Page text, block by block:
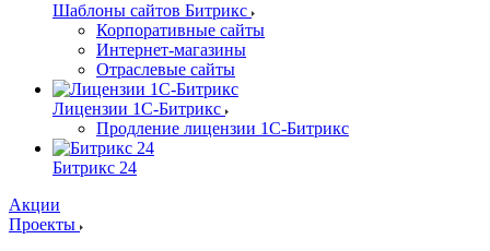
Шаблоны сайтов Битрикс
Корпоративные сайты
Интернет-магазины
Отраслевые сайты
Лицензии 1С-Битрикс
Продление лицензии 1С-Битрикс
Битрикс 24
Акции
Проекты